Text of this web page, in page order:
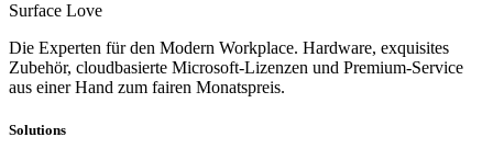
Surface Love
Die Experten für den Modern Workplace. Hardware, exquisites
Zubehör, cloudbasierte Microsoft-Lizenzen und Premium-Service
aus einer Hand zum fairen Monatspreis.
Solutions